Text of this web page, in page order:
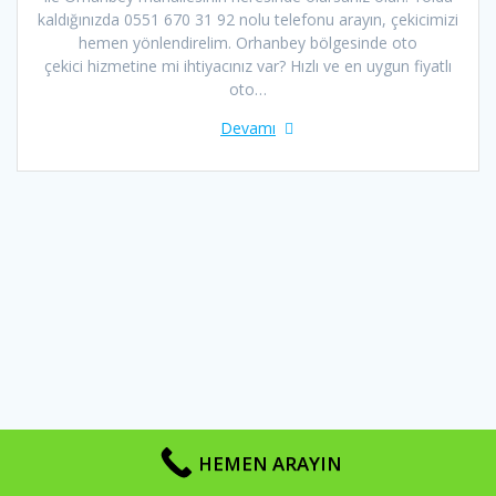
kaldığınızda 0551 670 31 92 nolu telefonu arayın, çekicimizi
hemen yönlendirelim. Orhanbey bölgesinde oto
çekici hizmetine mi ihtiyacınız var? Hızlı ve en uygun fiyatlı
oto…
Devamı
BURSA ÇEKİCİ 2026 © Telif Hakları Saklıdır | Sayfa Tasarım ve SEO
HEMEN ARAYIN